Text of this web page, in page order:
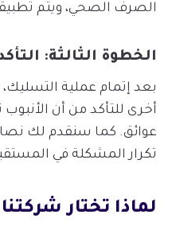
الصرف الصحي، ويتم
الخطوة الثالثة:
بعد إتمام عملية التسليك،
أخرى للتأكد من أن
عوائق. كما سنقدم لك
تكرار المشكلة في
لماذا تختار